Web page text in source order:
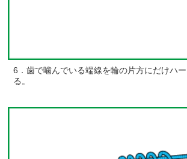
6．歯で噛んでいる端線を輪の片方にだけハ
る。